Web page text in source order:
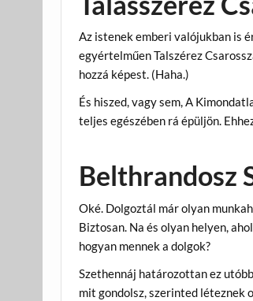
Az istenek emberi valójukban is
egyértelműen Talszérez
hozzá képest. (Haha.)
És hiszed, vagy sem, A
teljes egészében rá épüljön.
Belthrandosz
Oké. Dolgoztál már olyan
Biztosan. Na és olyan helyen,
hogyan mennek a dolgok?
Szethennáj határozottan ez
mit gondolsz, szerinted léteznek